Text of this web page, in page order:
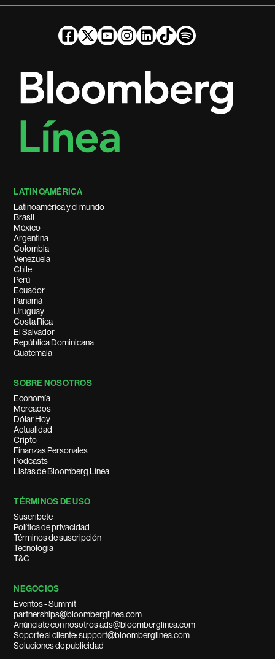
LATINOAMÉRICA
Latinoamérica y el mundo
Brasil
México
Argentina
Colombia
Venezuela
Chile
Perú
Ecuador
Panamá
Uruguay
Costa Rica
El Salvador
República Dominicana
Guatemala
SOBRE NOSOTROS
Economía
Mercados
Dólar Hoy
Actualidad
Cripto
Finanzas Personales
Podcasts
Listas de Bloomberg Línea
TÉRMINOS DE USO
Suscríbete
Política de privacidad
Términos de suscripción
Tecnología
T&C
NEGOCIOS
Eventos - Summit
partnerships@bloomberglinea.com
Anúnciate con nosotros ads@bloomberglinea.com
Soporte al cliente: support@bloomberglinea.com
Soluciones de publicidad